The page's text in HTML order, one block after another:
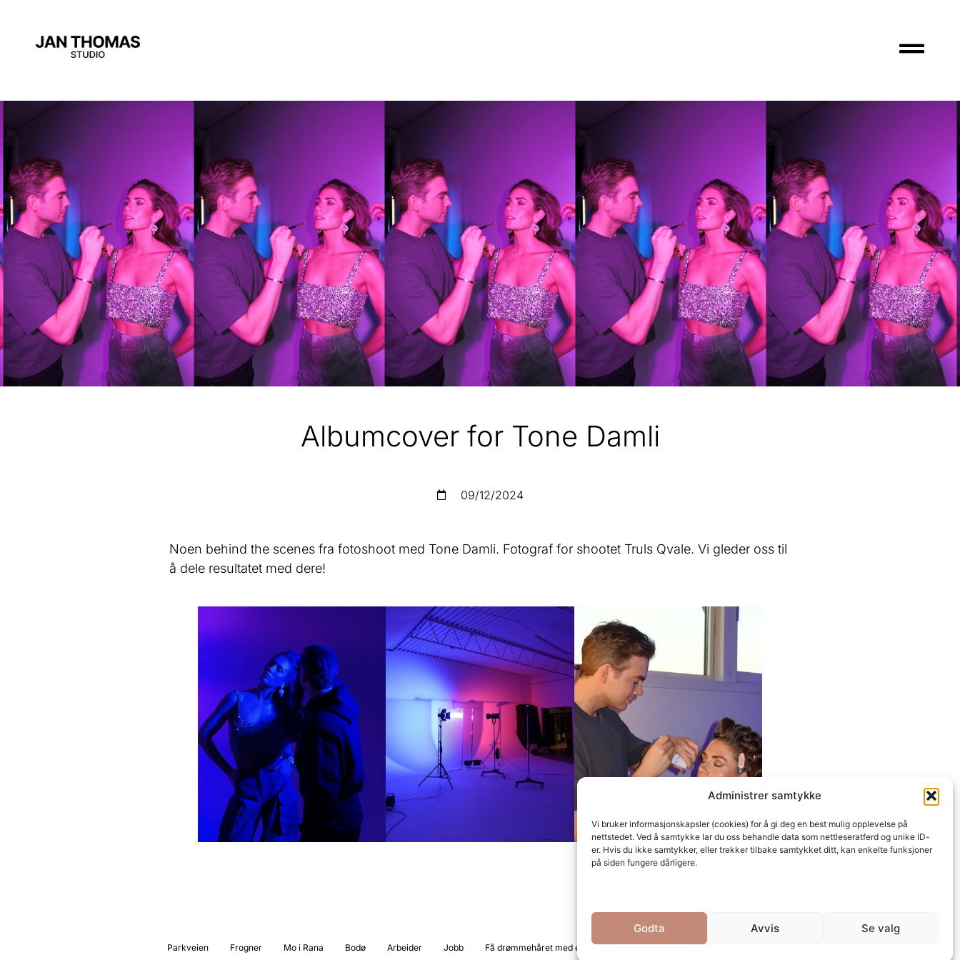
Administrer samtykke
Vi bruker informasjonskapsler (cookies) for å gi deg en best mulig opplevelse på
nettstedet. Ved å samtykke lar du oss behandle data som nettleseratferd og unike ID-
er. Hvis du ikke samtykker, eller trekker tilbake samtykket ditt, kan enkelte funksjoner
på siden fungere dårligere.
Godta Avvis Se valg
Albumcover for Tone Damli
09/12/2024
Noen behind the scenes fra fotoshoot med Tone Damli. Fotograf for shootet Truls Qvale. Vi gleder oss til
å dele resultatet med dere!
Parkveien Frogner Mo i Rana Bodø Arbeider Jobb Få drømmehåret med extensions Cookie Policy